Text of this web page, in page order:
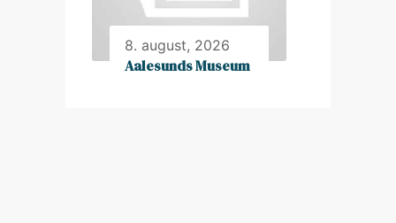
8. august, 2026
Aalesunds Museum